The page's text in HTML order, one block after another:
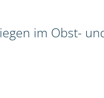
im Obst-